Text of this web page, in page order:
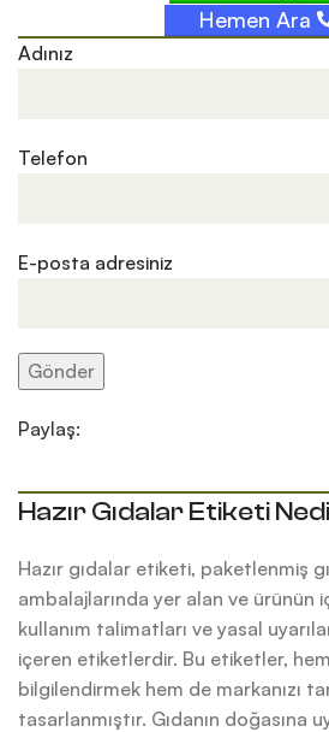
Hemen Ara
Adınız
Telefon
E-posta adresiniz
Paylaş:
Hazır Gıdalar Etiketi
Hazır gıdalar etiketi, paketlenmiş
ambalajlarında yer alan ve ürünün
kullanım talimatları ve yasal
içeren etiketlerdir. Bu etiketler,
bilgilendirmek hem de markanızı
tasarlanmıştır. Gıdanın doğasına